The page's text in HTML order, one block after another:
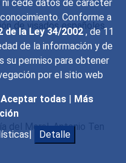
ni cede datos de carácter
Conforme a
de la Ley 34/2002 , de 11
de la información y de
su permiso para obtener
por el sitio web
Aceptar todas | Más
Detalle
de visados españoles
del Moral, Antonio Ten